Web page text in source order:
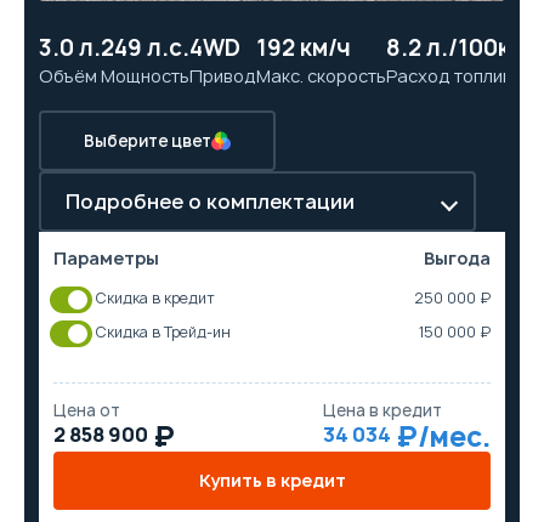
3.0 л.
Объём
249 л.с.
Мощность
4WD
Привод
192 км/ч
Макс. скорость
8.2 л./100км
Расход топлива
Выберите цвет
Подробнее о комплектации
Параметры Выгода
Скидка в кредит
250 000 ₽
Скидка в Трейд-ин
150 000 ₽
Цена от
2 858 900
Цена в кредит
34 034
Купить в кредит